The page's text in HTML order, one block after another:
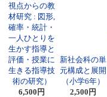
視点からの教
材研究 : 図形,
確率・統計・
一人ひとりを
生かす指導と
評価・授業に
生きる指導技
術の研究）
6,500円
新社会科の単
元構成と展開
（小学6年）
2,500円